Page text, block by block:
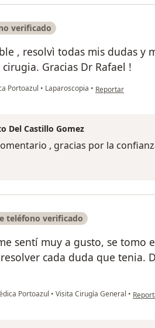
verificado
, resolvì todas mis dudas y
Gracias Dr Rafael !
Portoazul • Laparoscopia • en opinión del
Reportar
Del Castillo Gomez
, gracias por la
teléfono verificado
sentí muy a gusto, se tomo
cada duda que tenia.
Portoazul • Visita Cirugía General • en